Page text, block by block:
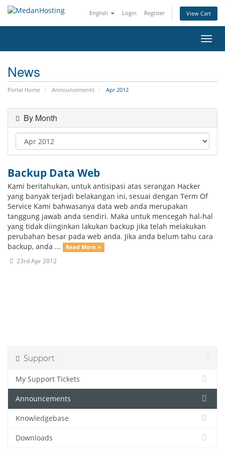
English Login Register View Cart
News
Portal Home Announcements Apr 2012
By Month
Backup Data Web
Kami beritahukan, untuk antisipasi atas serangan Hacker
yang banyak terjadi belakangan ini, sesuai dengan Term Of
Service Kami bahwasanya data web anda merupakan
tanggung jawab anda sendiri. Maka untuk mencegah hal-hal
yang tidak diinginkan lakukan backup jika telah melakukan
perubahan besar pada web anda. Jika anda belum tahu cara
backup, anda ...
Read More »
23rd Apr 2012
Support
My Support Tickets
Announcements
Knowledgebase
Downloads